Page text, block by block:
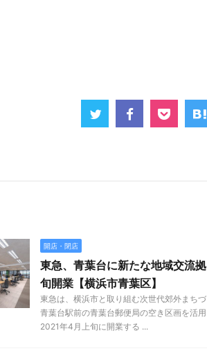
開店・閉店
東急、青葉台に新たな地域交流
旬開業【横浜市青葉区】
東急は、横浜市と取り組む次世代郊外まち
青葉台駅前の青葉台郵便局の空き区画を活
2021年4月上旬に開業する ...